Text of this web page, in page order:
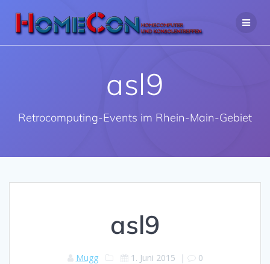
Inhalt
springen
asl9
Retrocomputing-Events im Rhein-Main-Gebiet
asl9
Mugg 1. Juni 2015 | 0